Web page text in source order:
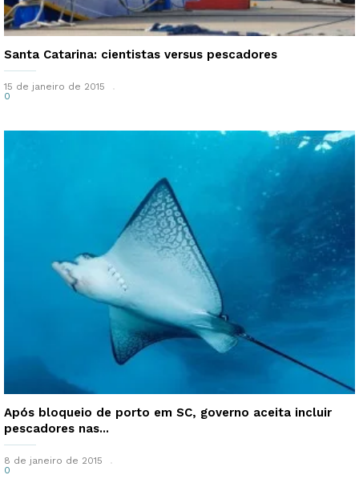
Santa Catarina: cientistas versus pescadores
15 de janeiro de 2015
0
Após bloqueio de porto em SC, governo aceita incluir
pescadores nas...
8 de janeiro de 2015
0